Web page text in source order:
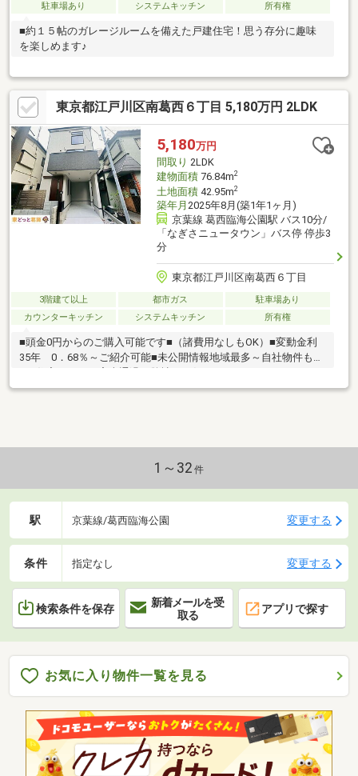
駐車場あり
システムキッチン 所有権
■約１５帖のガレージルームを備えた戸建住宅！思う存分に趣味
を楽しめます♪
東京都江戸川区南葛西６丁目 5,180万円 2LDK
5,180万円
間取り 2LDK
建物面積76.84m2
土地面積42.95m2
築年月 2025年8月(築1年1ヶ月)
京葉線 葛西臨海公園駅 バス10分/
「なぎさニュータウン」バス停 停歩3
分
東京都江戸川区南葛西６丁目
3階建て以上 都市ガス
駐車場あり
カウンターキッチン
システムキッチン 所有権
■頭金0円からのご購入可能です■（諸費用なしもOK）■変動金利
35年 0．68％～ご紹介可能■未公開情報地域最多～自社物件も有
1～32 件
駅 京葉線/葛西臨海公園 変更する
条件 指定なし 変更する
検索条件を保存
新着メールを受
取る
アプリで探す
お気に入り物件一覧を見る